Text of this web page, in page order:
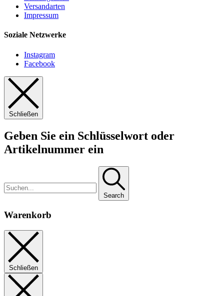
Versandarten
Impressum
Soziale Netzwerke
Instagram
Facebook
Schließen
Geben Sie ein Schlüsselwort oder
Artikelnummer ein
Search
Warenkorb
Schließen